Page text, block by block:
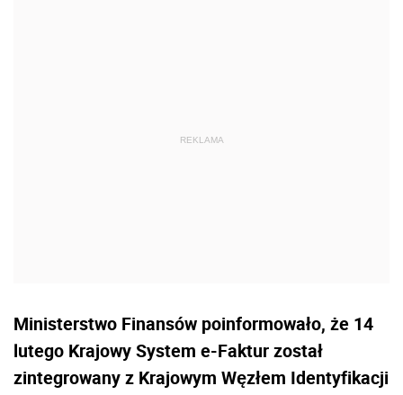
Ministerstwo Finansów poinformowało, że 14
lutego Krajowy System e-Faktur został
zintegrowany z Krajowym Węzłem Identyfikacji